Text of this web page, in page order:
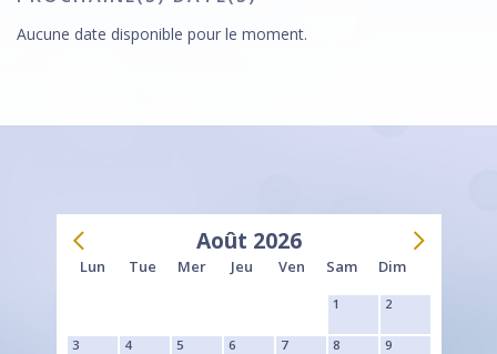
Aucune date disponible pour le moment.
Août 2026
Lun Tue Mer Jeu Ven Sam Dim
1 2
3 4 5 6 7 8 9